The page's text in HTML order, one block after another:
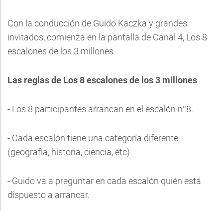
Con la conducción de Guido Kaczka y grandes
invitados, comienza en la pantalla de Canal 4, Los 8
escalones de los 3 millones.
Las reglas de Los 8 escalones de los 3 millones
- Los 8 participantes arrancan en el escalón n°8.
- Cada escalón tiene una categoría diferente
(geografía, historia, ciencia, etc)
- Guido va a preguntar en cada escalón quién está
dispuesto a arrancar.